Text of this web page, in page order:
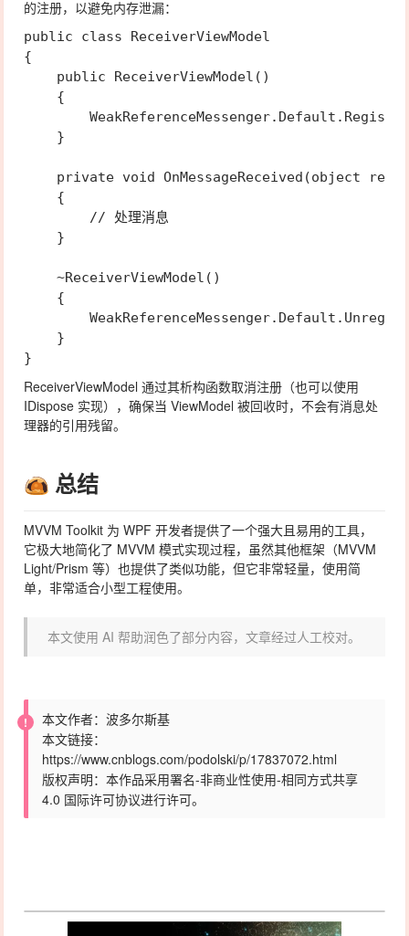
的注册，以避免内存泄漏：
public class ReceiverViewModel
{
    public ReceiverViewModel()
    {
    }
private void OnMessageReceived(object
    {
        // 处理消息
    }
    ~ReceiverViewModel()
    {
    }
ReceiverViewModel 通过其析构函数取消注册（也可以使用
IDispose 实现），确保当 ViewModel 被回收时，不会有消息处
理器的引用残留。
总结
MVVM Toolkit 为 WPF 开发者提供了一个强大且易用的工具，
它极大地简化了 MVVM 模式实现过程，虽然其他框架（MVVM
Light/Prism 等）也提供了类似功能，但它非常轻量，使用简
单，非常适合小型工程使用。
本文使用 AI 帮助润色了部分内容，文章经过人工校对。
本文作者：波多尔斯基
本文链接：
https://www.cnblogs.com/podolski/p/17837072.html
版权声明：本作品采用署名-非商业性使用-相同方式共享
4.0 国际许可协议进行许可。